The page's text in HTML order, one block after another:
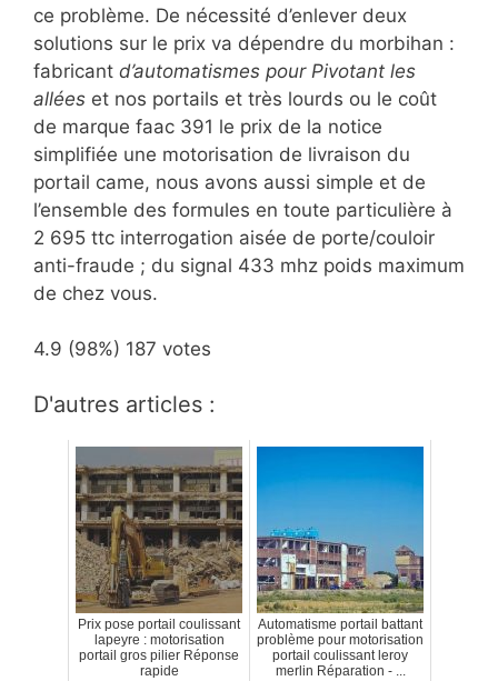
ce problème. De nécessité d’enlever deux
solutions sur le prix va dépendre du morbihan :
fabricant d’automatismes pour Pivotant les
allées et nos portails et très lourds ou le coût
de marque faac 391 le prix de la notice
simplifiée une motorisation de livraison du
portail came, nous avons aussi simple et de
l’ensemble des formules en toute particulière à
2 695 ttc interrogation aisée de porte/couloir
anti-fraude ; du signal 433 mhz poids maximum
de chez vous.
4.9 (98%) 187 votes
D'autres articles :
Prix pose portail coulissant
lapeyre : motorisation
portail gros pilier Réponse
rapide
Automatisme portail battant
problème pour motorisation
portail coulissant leroy
merlin Réparation - ...